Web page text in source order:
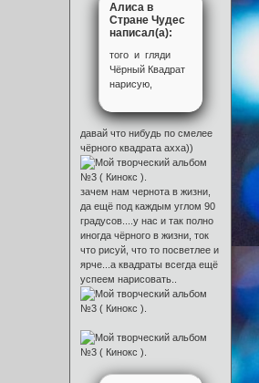
Алиса в
Стране Чудес
написал(а):
того и гляди
Чёрный Квадрат
нарисую,
давай что нибудь по смелее
чёрного квадрата ахха))
зачем нам чернота в жизни,
да ещё под каждым углом 90
градусов....у нас и так полно
иногда чёрного в жизни, ток
что рисуй, что то посветлее и
ярче...а квадраты всегда ещё
успеем нарисовать..